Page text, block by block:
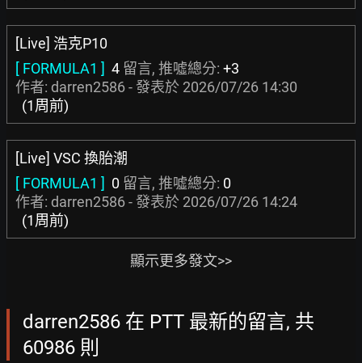
[Live] 浩克P10
[ FORMULA1 ] 4 留言, 推噓總分: +3
作者: darren2586 - 發表於 2026/07/26 14:30
(1周前)
[Live] VSC 換胎潮
[ FORMULA1 ] 0 留言, 推噓總分: 0
作者: darren2586 - 發表於 2026/07/26 14:24
(1周前)
顯示更多發文>>
darren2586 在 PTT 最新的留言, 共
60986 則